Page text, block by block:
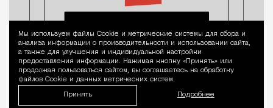
Уведомление
Мы используем файлы Сookie и метрические системы для сбора и
анализа информации о производительности и использовании сайта,
а также для улучшения и индивидуальной настройки
предоставления информации. Нажимая кнопку «Принять» или
продолжая пользоваться сайтом, вы соглашаетесь на обработку
файлов Cookie и данных метрических систем.
Принять Подробнее